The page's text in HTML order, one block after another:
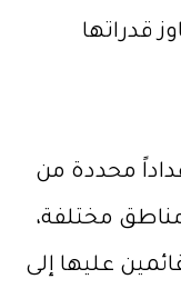
قدراتها
محددة من
مختلفة،
عليها إلى